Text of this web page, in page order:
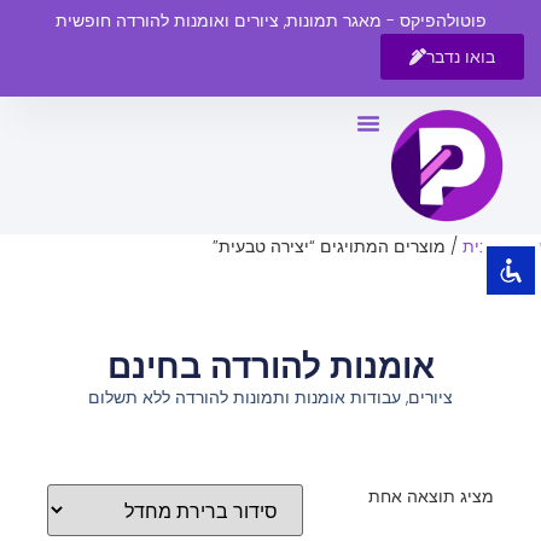
visibility_off השבת את ההבזקים
title סמן כותרות
צבע רקע
zoom_out
הקטנת גופן
הגדלת גופן
ניגודיות בהירה
פוטולהפיקס - מאגר תמונות, ציורים ואומנות להורדה חופשית
בואו נדבר
עמוד הבית / מוצרים המתויגים “יצירה טבעית”
אומנות להורדה בחינם
ציורים, עבודות אומנות ותמונות להורדה ללא תשלום
מציג תוצאה אחת